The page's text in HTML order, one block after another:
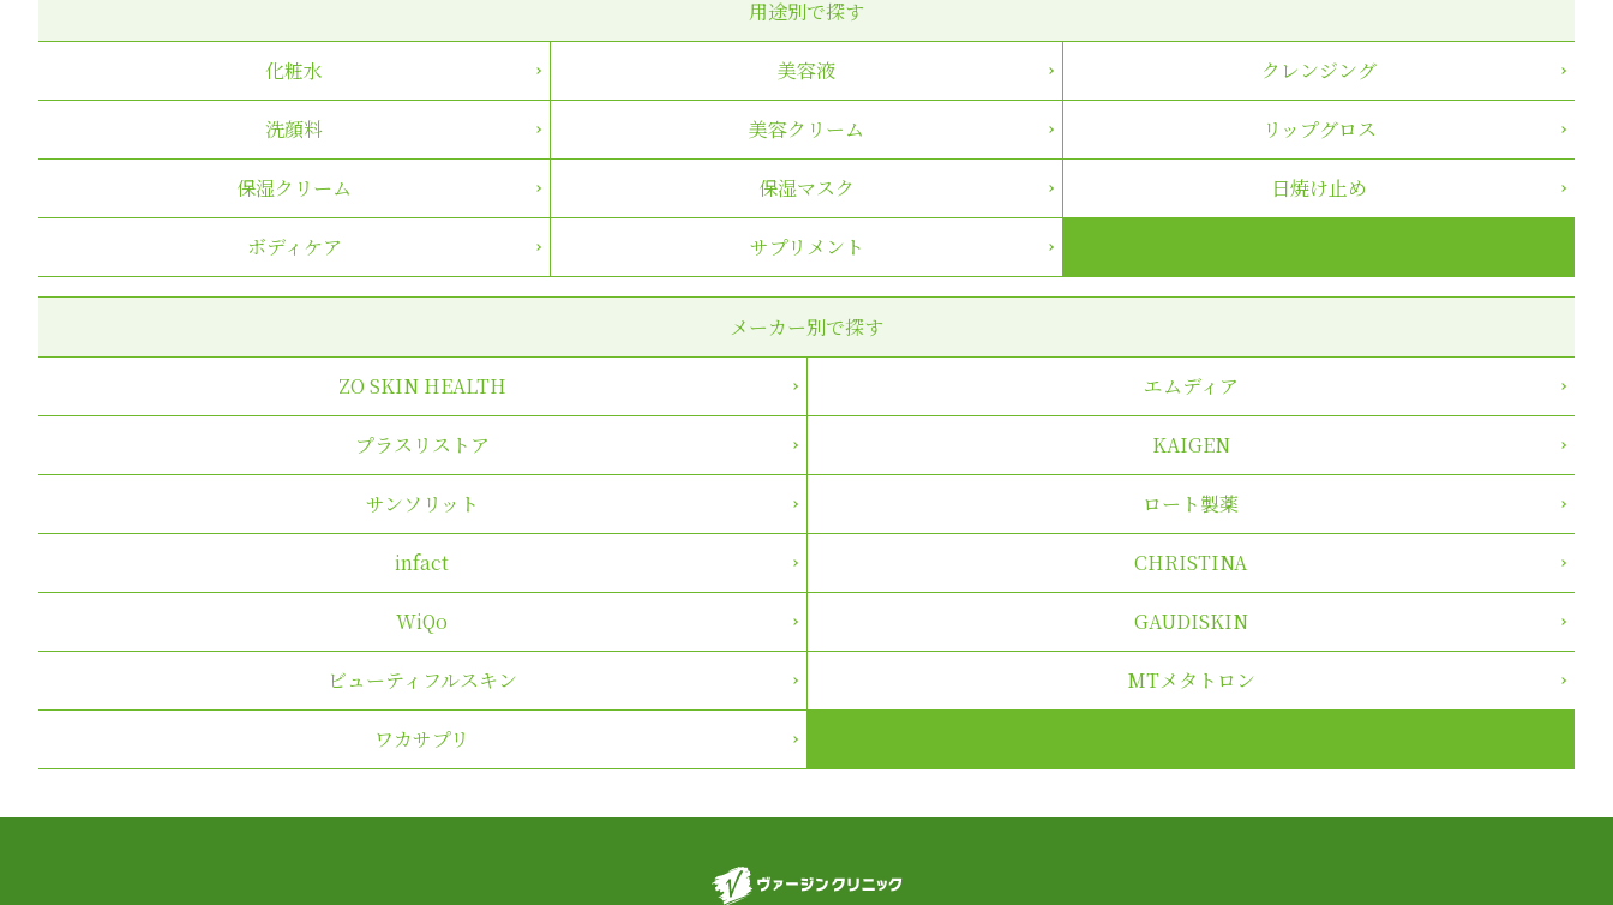
用途別で探す
化粧水 美容液 クレンジング
洗顔料 美容クリーム リップグロス
保湿クリーム 保湿マスク 日焼け止め
ボディケア サプリメント
メーカー別で探す
ZO SKIN HEALTH エムディア
プラスリストア KAIGEN
サンソリット ロート製薬
infact CHRISTINA
WiQo GAUDISKIN
ビューティフルスキン MTメタトロン
ワカサプリ